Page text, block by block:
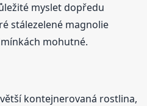
myslet dopředu
stálezelené magnolie
mohutné.
kontejnerovaná rostlina,